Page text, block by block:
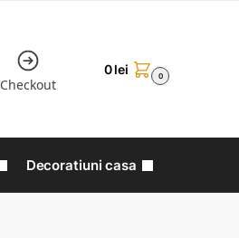
Checkout
0lei 0
Decoratiuni casa